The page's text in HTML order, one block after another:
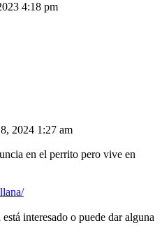
4:18 pm
2024 1:27 am
en el perrito pero vive en
interesado o puede dar alguna